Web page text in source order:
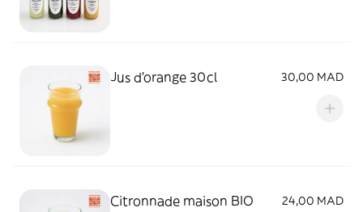
Jus d'orange 30cl 30,00 MAD
Citronnade maison BIO 24,00 MAD